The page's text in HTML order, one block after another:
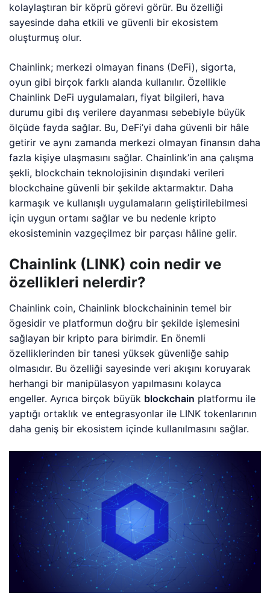
kolaylaştıran bir köprü görevi görür. Bu özelliği
sayesinde daha etkili ve güvenli bir ekosistem
oluşturmuş olur.
Chainlink; merkezi olmayan finans (DeFi), sigorta,
oyun gibi birçok farklı alanda kullanılır. Özellikle
Chainlink DeFi uygulamaları, fiyat bilgileri, hava
durumu gibi dış verilere dayanması sebebiyle büyük
ölçüde fayda sağlar. Bu, DeFi’yi daha güvenli bir hâle
getirir ve aynı zamanda merkezi olmayan finansın daha
fazla kişiye ulaşmasını sağlar. Chainlink’in ana çalışma
şekli, blockchain teknolojisinin dışındaki verileri
blockchaine güvenli bir şekilde aktarmaktır. Daha
karmaşık ve kullanışlı uygulamaların geliştirilebilmesi
için uygun ortamı sağlar ve bu nedenle kripto
ekosisteminin vazgeçilmez bir parçası hâline gelir.
Chainlink (LINK) coin nedir ve
özellikleri nelerdir?
Chainlink coin, Chainlink blockchaininin temel bir
ögesidir ve platformun doğru bir şekilde işlemesini
sağlayan bir kripto para birimdir. En önemli
özelliklerinden bir tanesi yüksek güvenliğe sahip
olmasıdır. Bu özelliği sayesinde veri akışını koruyarak
herhangi bir manipülasyon yapılmasını kolayca
engeller. Ayrıca birçok büyük blockchain platformu ile
yaptığı ortaklık ve entegrasyonlar ile LINK tokenlarının
daha geniş bir ekosistem içinde kullanılmasını sağlar.